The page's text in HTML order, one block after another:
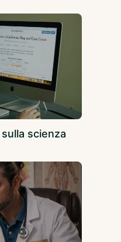
scienza